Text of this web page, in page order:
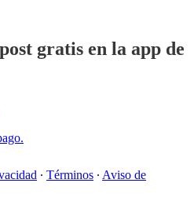
gratis en la app de
∙ Términos ∙ Aviso de